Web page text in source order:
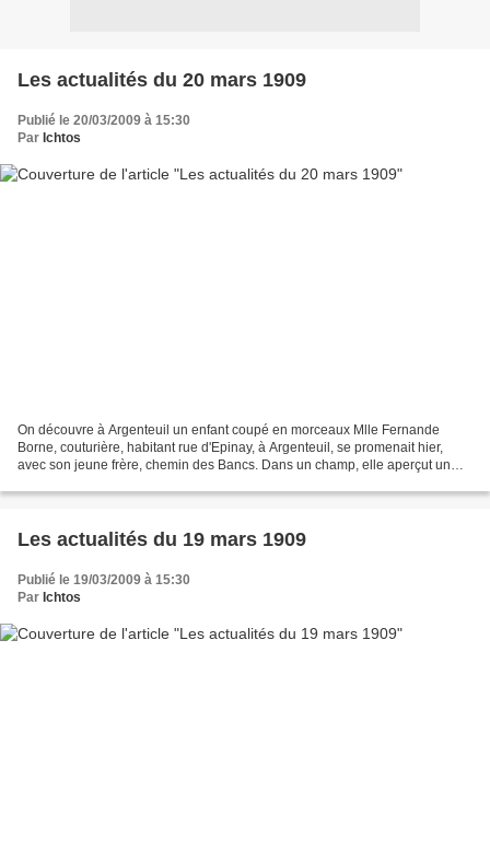
Les actualités du 20 mars 1909
Publié le 20/03/2009 à 15:30
Par Ichtos
On découvre à Argenteuil un enfant coupé en morceaux Mlle Fernande
Borne, couturière, habitant rue d'Epinay, à Argenteuil, se promenait hier,
avec son jeune frère, chemin des Bancs. Dans un champ, elle aperçut un
Les actualités du 19 mars 1909
Publié le 19/03/2009 à 15:30
Par Ichtos